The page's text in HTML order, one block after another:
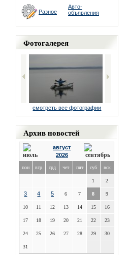
Разное
Авто-
объявления
Фотогалерея
смотреть все фотографии
Архив новостей
август
2026
пон втр срд чет пят суб вск
1 2
3 4 5 6 7 8 9
10 11 12 13 14 15 16
17 18 19 20 21 22 23
24 25 26 27 28 29 30
31